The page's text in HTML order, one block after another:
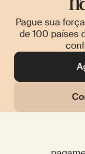
Pague sua
de 100 países